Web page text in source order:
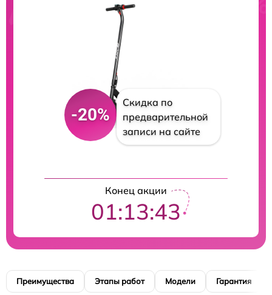
-20%
Скидка по
предварительной
записи на сайте
Конец акции
01:13:42
Преимущества Этапы работ Модели Гарантия